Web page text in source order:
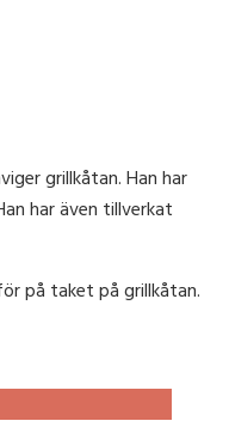
grillkåtan. Han har
har även tillverkat
på taket på grillkåtan.